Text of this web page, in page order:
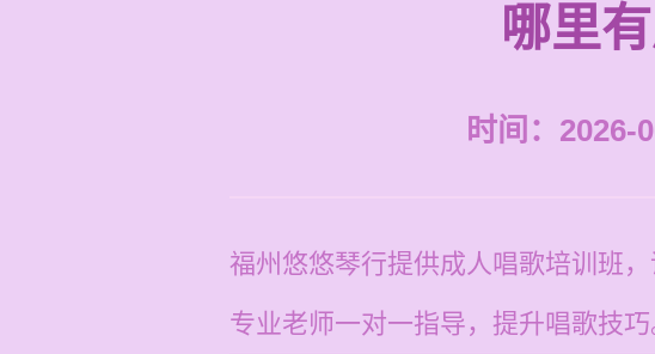
哪里
时间：2026-
福州悠悠琴行提供成人唱歌培训班
专业老师一对一指导，提升唱歌技巧